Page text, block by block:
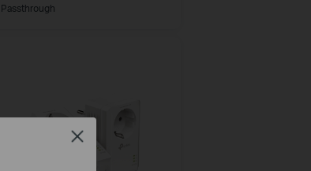
Passthrough
Close